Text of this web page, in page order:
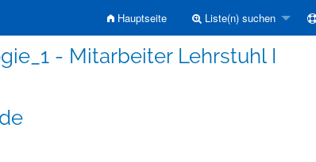
Hauptseite Liste(n) suchen
- Mitarbeiter Lehrstuhl I